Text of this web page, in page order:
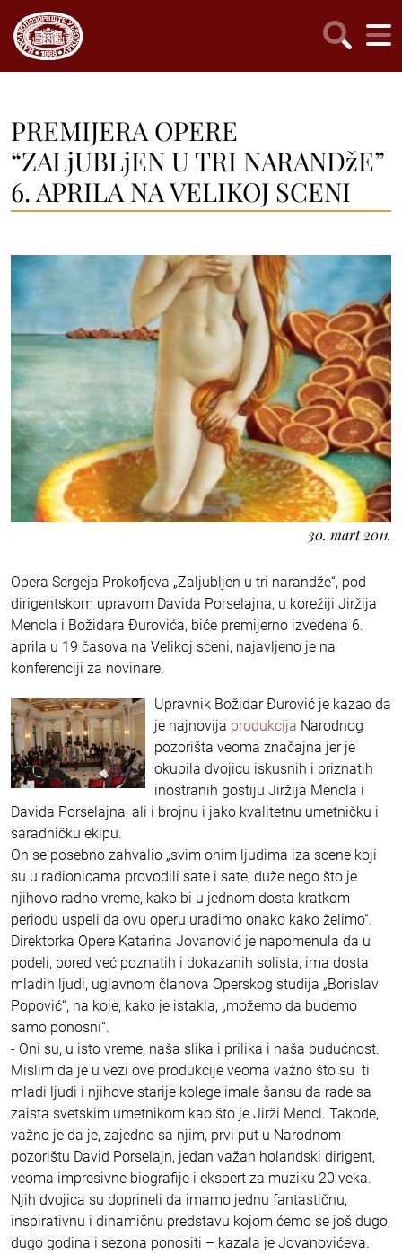
PREMIJERA OPERE
“ZALjUBLjEN U TRI NARANDžE”
6. APRILA NA VELIKOJ SCENI
30. mart 2011.
Opera Sergeja Prokofjeva „Zaljubljen u tri narandže“, pod
dirigentskom upravom Davida Porselajna, u korežiji Jiržija
Mencla i Božidara Đurovića, biće premijerno izvedena 6.
aprila u 19 časova na Velikoj sceni, najavljeno je na
konferenciji za novinare.
Upravnik Božidar Đurović je kazao da
je najnovija produkcija Narodnog
pozorišta veoma značajna jer je
okupila dvojicu iskusnih i priznatih
inostranih gostiju Jiržija Mencla i
Davida Porselajna, ali i brojnu i jako kvalitetnu umetničku i
saradničku ekipu.
On se posebno zahvalio „svim onim ljudima iza scene koji
su u radionicama provodili sate i sate, duže nego što je
njihovo radno vreme, kako bi u jednom dosta kratkom
periodu uspeli da ovu operu uradimo onako kako želimo“.
Direktorka Opere Katarina Jovanović je napomenula da u
podeli, pored već poznatih i dokazanih solista, ima dosta
mladih ljudi, uglavnom članova Operskog studija „Borislav
Popović“, na koje, kako je istakla, „možemo da budemo
samo ponosni“.
- Oni su, u isto vreme, naša slika i prilika i naša budućnost.
Mislim da je u vezi ove produkcije veoma važno što su ti
mladi ljudi i njihove starije kolege imale šansu da rade sa
zaista svetskim umetnikom kao što je Jirži Mencl. Takođe,
važno je da je, zajedno sa njim, prvi put u Narodnom
pozorištu David Porselajn, jedan važan holandski dirigent,
veoma impresivne biografije i ekspert za muziku 20 veka.
Njih dvojica su doprineli da imamo jednu fantastičnu,
inspirativnu i dinamičnu predstavu kojom ćemo se još dugo,
dugo godina i sezona ponositi – kazala je Jovanovićeva.